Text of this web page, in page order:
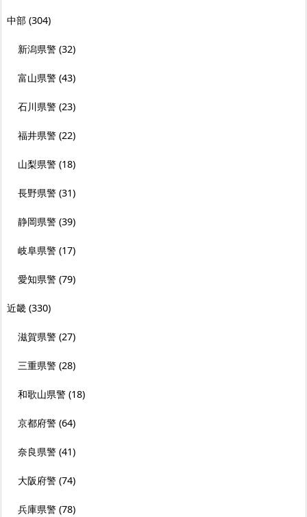
中部 (304)
新潟県警 (32)
富山県警 (43)
石川県警 (23)
福井県警 (22)
山梨県警 (18)
長野県警 (31)
静岡県警 (39)
岐阜県警 (17)
愛知県警 (79)
近畿 (330)
滋賀県警 (27)
三重県警 (28)
和歌山県警 (18)
京都府警 (64)
奈良県警 (41)
大阪府警 (74)
兵庫県警 (78)